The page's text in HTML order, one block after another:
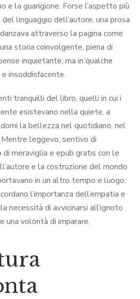
e la guarigione. Forse l’aspetto più
linguaggio dell’autore, una prosa
attraverso la pagina come
storia coinvolgente, piena di
inquietante, ma in qualche
insoddisfacente.
tranquilli del libro, quelli in cui i
esistevano nella quiete, a
la bellezza nel quotidiano, nel
Mentre leggevo, sentivo di
meraviglia e epub gratis con le
e la costruzione del mondo
in un altro tempo e luogo.
l’importanza dell’empatia e
necessità di avvicinarsi all’ignoto
una volontà di imparare.